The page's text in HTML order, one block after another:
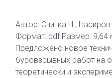
Автор: Снитка Н.,
Формат: pdf Размер: 9,64
Предложено новое
буровзрывных работ на
теоретически и